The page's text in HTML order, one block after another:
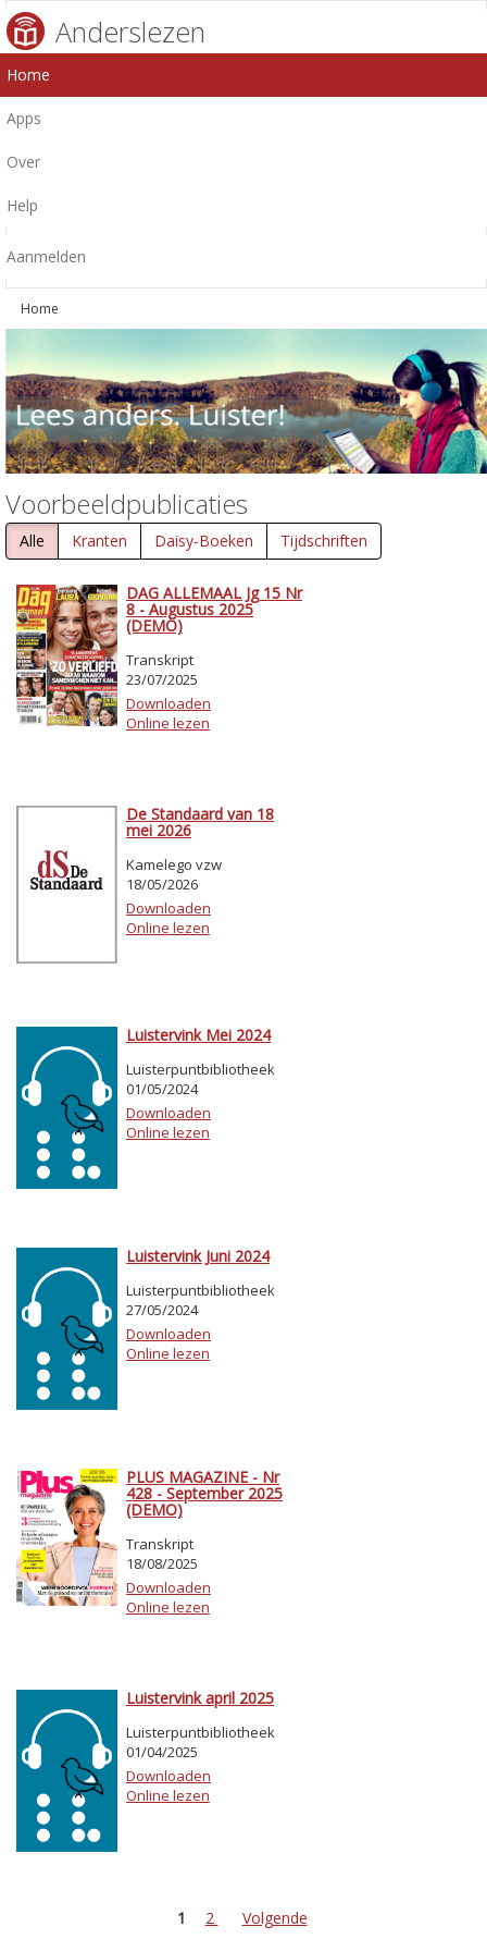
Anderslezen
Home
Apps
Over
Help
Aanmelden
Home
Voorbeeldpublicaties
Alle Kranten Daisy-Boeken Tijdschriften
DAG ALLEMAAL Jg 15 Nr
8 - Augustus 2025
(DEMO)
Transkript
23/07/2025
Downloaden
Online lezen
De Standaard van 18
mei 2026
Kamelego vzw
18/05/2026
Downloaden
Online lezen
Luistervink Mei 2024
Luisterpuntbibliotheek
01/05/2024
Downloaden
Online lezen
Luistervink Juni 2024
Luisterpuntbibliotheek
27/05/2024
Downloaden
Online lezen
PLUS MAGAZINE - Nr
428 - September 2025
(DEMO)
Transkript
18/08/2025
Downloaden
Online lezen
Luistervink april 2025
Luisterpuntbibliotheek
01/04/2025
Downloaden
Online lezen
1 2 Volgende